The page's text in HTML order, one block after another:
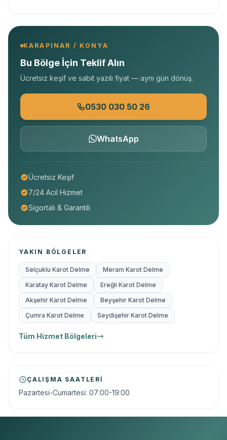
KARAPINAR / KONYA
Bu Bölge İçin Teklif Alın
Ücretsiz keşif ve sabit yazılı fiyat — aynı gün dönüş.
0530 030 50 26
WhatsApp
Ücretsiz Keşif
7/24 Acil Hizmet
Sigortalı & Garantili
YAKIN BÖLGELER
Selçuklu Karot Delme
Meram Karot Delme
Karatay Karot Delme
Ereğli Karot Delme
Akşehir Karot Delme
Beyşehir Karot Delme
Çumra Karot Delme
Seydişehir Karot Delme
Tüm Hizmet Bölgeleri
ÇALIŞMA SAATLERI
Pazartesi-Cumartesi: 07:00-19:00